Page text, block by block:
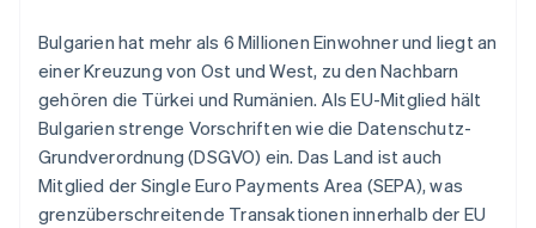
Bulgarien hat mehr als 6 Millionen Einwohner und liegt an
einer Kreuzung von Ost und West, zu den Nachbarn
gehören die Türkei und Rumänien. Als EU-Mitglied hält
Bulgarien strenge Vorschriften wie die Datenschutz-
Grundverordnung (DSGVO) ein. Das Land ist auch
Mitglied der Single Euro Payments Area (SEPA), was
grenzüberschreitende Transaktionen innerhalb der EU